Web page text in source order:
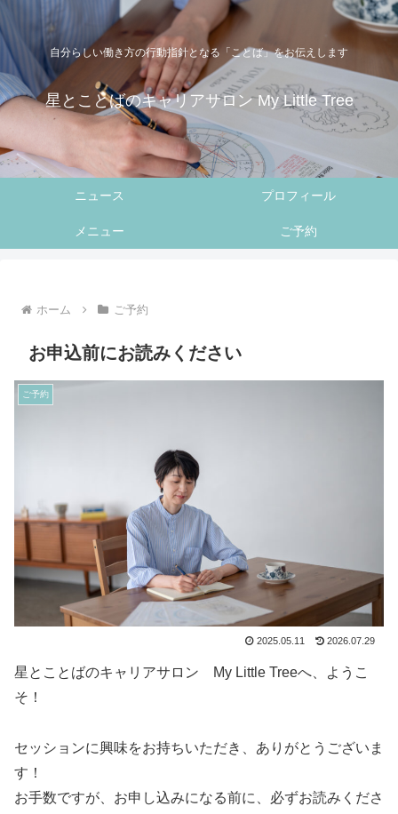
自分らしい働き方の行動指針となる「ことば」をお伝えします
星とことばのキャリアサロン My Little Tree
ニュース プロフィール
メニュー ご予約
ホーム ご予約
お申込前にお読みください
ご予約
2025.05.11 2026.07.29
星とことばのキャリアサロン My Little Treeへ、ようこ
そ！
セッションに興味をお持ちいただき、ありがとうございま
す！
お手数ですが、お申し込みになる前に、必ずお読みくださ